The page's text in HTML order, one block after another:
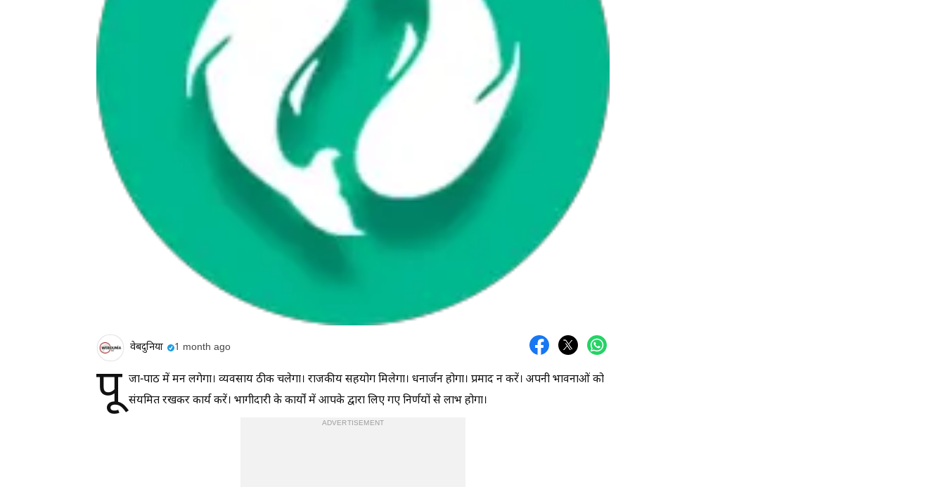
वेबदुनिया 1 month ago
पू जा-पाठ में मन लगेगा। व्यवसाय ठीक चलेगा। राजकीय सहयोग मिलेगा। धनार्जन होगा। प्रमाद न करें। अपनी भावनाओं को
संयमित रखकर कार्य करें। भागीदारी के कार्यों में आपके द्वारा लिए गए निर्णयों से लाभ होगा।
ADVERTISEMENT